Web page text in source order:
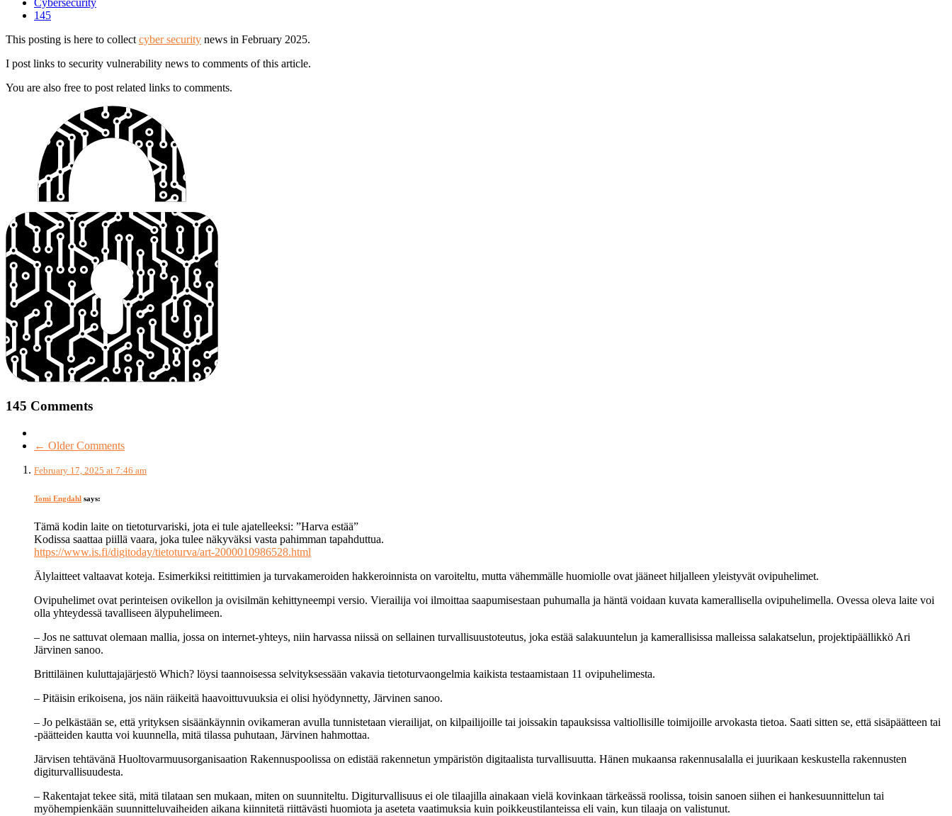
145
This posting is here to collect cyber security news in February 2025.
I post links to security vulnerability news to comments of this article.
You are also free to post related links to comments.
145 Comments
← Older Comments
February 17, 2025 at 7:46 am
Tomi Engdahl says:
Tämä kodin laite on tieto­turva­riski, jota ei tule ajatelleeksi: ”Harva estää”
Kodissa saattaa piillä vaara, joka tulee näkyväksi vasta pahimman tapahduttua.
https://www.is.fi/digitoday/tietoturva/art-2000010986528.html
Älylaitteet valtaavat koteja. Esimerkiksi reitittimien ja turvakameroiden hakkeroinnista on varoiteltu, mutta vähemmälle huomiolle ovat jääneet hiljalleen yleistyvät ovipuhelimet.
Ovipuhelimet ovat perinteisen ovikellon ja ovisilmän kehittyneempi versio. Vierailija voi ilmoittaa saapumisestaan puhumalla ja häntä voidaan kuvata kamerallisella ovipuhelimella. Ovessa oleva laite voi
olla yhteydessä tavalliseen älypuhelimeen.
– Jos ne sattuvat olemaan mallia, jossa on internet-yhteys, niin harvassa niissä on sellainen turvallisuustoteutus, joka estää salakuuntelun ja kamerallisissa malleissa salakatselun, projektipäällikkö Ari
Järvinen sanoo.
Brittiläinen kuluttajajärjestö Which? löysi taannoisessa selvityksessään vakavia tietoturvaongelmia kaikista testaamistaan 11 ovipuhelimesta.
– Pitäisin erikoisena, jos näin räikeitä haavoittuvuuksia ei olisi hyödynnetty, Järvinen sanoo.
– Jo pelkästään se, että yrityksen sisäänkäynnin ovikameran avulla tunnistetaan vierailijat, on kilpailijoille tai joissakin tapauksissa valtiollisille toimijoille arvokasta tietoa. Saati sitten se, että sisäpäätteen tai
-päätteiden kautta voi kuunnella, mitä tilassa puhutaan, Järvinen hahmottaa.
Järvisen tehtävänä Huoltovarmuusorganisaation Rakennuspoolissa on edistää rakennetun ympäristön digitaalista turvallisuutta. Hänen mukaansa rakennusalalla ei juurikaan keskustella rakennusten
digiturvallisuudesta.
– Rakentajat tekee sitä, mitä tilataan sen mukaan, miten on suunniteltu. Digiturvallisuus ei ole tilaajilla ainakaan vielä kovinkaan tärkeässä roolissa, toisin sanoen siihen ei hankesuunnittelun tai
myöhempienkään suunnitteluvaiheiden aikana kiinnitetä riittävästi huomiota ja aseteta vaatimuksia kuin poikkeustilanteissa eli vain, kun tilaaja on valistunut.